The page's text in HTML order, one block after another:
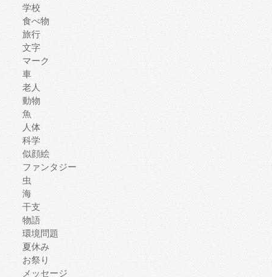
学校
食べ物
旅行
文字
マーク
車
老人
動物
魚
人体
科学
似顔絵
ファンタジー
虫
海
干支
物語
環境問題
夏休み
お祭り
メッセージ